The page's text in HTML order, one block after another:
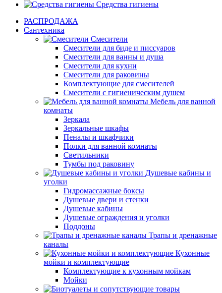
Средства гигиены
РАСПРОДАЖА
Сантехника
Смесители
Смесители для биде и писсуаров
Смесители для ванны и душа
Смесители для кухни
Смесители для раковины
Комплектующие для смесителей
Смесители с гигиеническим душем
Мебель для ванной
комнаты
Зеркала
Зеркальные шкафы
Пеналы и шкафчики
Полки для ванной комнаты
Светильники
Тумбы под раковину
Душевые кабины и
уголки
Гидромассажные боксы
Душевые двери и стенки
Душевые кабины
Душевые ограждения и уголки
Поддоны
Трапы и дренажные
каналы
Кухонные
мойки и комплектующие
Комплектующие к кухонным мойкам
Мойки